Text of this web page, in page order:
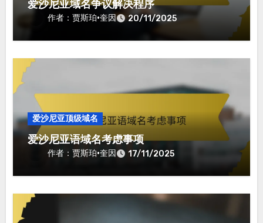
爱沙尼亚域名争议解决程序
作者：贾斯珀·奎因 20/11/2025
爱沙尼亚顶级域名
爱沙尼亚语域名考虑事项
作者：贾斯珀·奎因 17/11/2025